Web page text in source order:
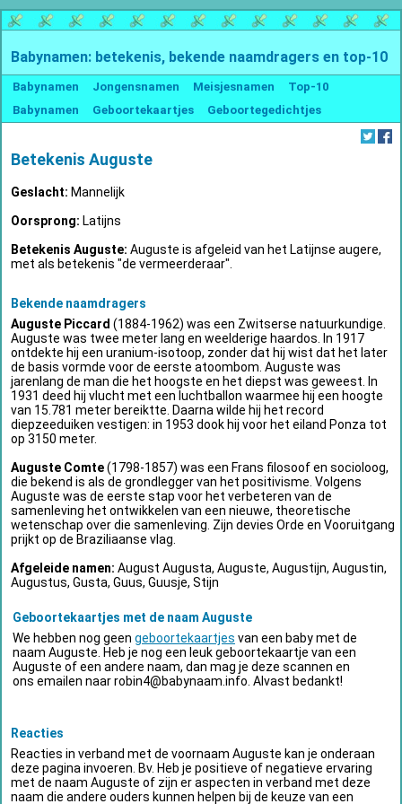
Babynamen: betekenis, bekende naamdragers en top-10
Babynamen Jongensnamen Meisjesnamen
Top-10
Babynamen
Geboortekaartjes Geboortegedichtjes
Betekenis Auguste
Geslacht: Mannelijk
Oorsprong: Latijns
Betekenis Auguste: Auguste is afgeleid van het Latijnse augere,
met als betekenis "de vermeerderaar".
Bekende naamdragers
Auguste Piccard (1884-1962) was een Zwitserse natuurkundige.
Auguste was twee meter lang en weelderige haardos. In 1917
ontdekte hij een uranium-isotoop, zonder dat hij wist dat het later
de basis vormde voor de eerste atoombom. Auguste was
jarenlang de man die het hoogste en het diepst was geweest. In
1931 deed hij vlucht met een luchtballon waarmee hij een hoogte
van 15.781 meter bereiktte. Daarna wilde hij het record
diepzeeduiken vestigen: in 1953 dook hij voor het eiland Ponza tot
op 3150 meter.
Auguste Comte(1798-1857) was een Frans filosoof en socioloog,
die bekend is als de grondlegger van het positivisme. Volgens
Auguste was de eerste stap voor het verbeteren van de
samenleving het ontwikkelen van een nieuwe, theoretische
wetenschap over die samenleving. Zijn devies Orde en Vooruitgang
prijkt op de Braziliaanse vlag.
Afgeleide namen: August Augusta, Auguste, Augustijn, Augustin,
Augustus, Gusta, Guus, Guusje, Stijn
Geboortekaartjes met de naam Auguste
We hebben nog geen geboortekaartjes van een baby met de
naam Auguste. Heb je nog een leuk geboortekaartje van een
Auguste of een andere naam, dan mag je deze scannen en
ons emailen naarrobin4@babynaam.info . Alvast bedankt!
Reacties
Reacties in verband met de voornaam Auguste kan je onderaan
deze pagina invoeren. Bv. Heb je positieve of negatieve ervaring
met de naam Auguste of zijn er aspecten in verband met deze
naam die andere ouders kunnen helpen bij de keuze van een